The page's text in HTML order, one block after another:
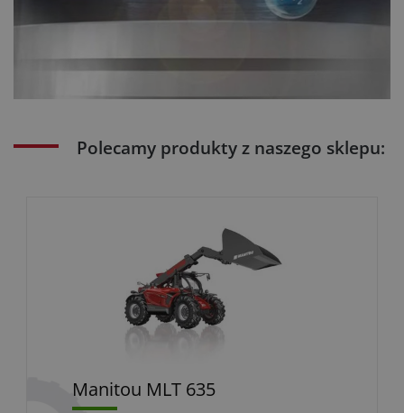
Polecamy produkty z naszego sklepu:
Manitou MLT 635